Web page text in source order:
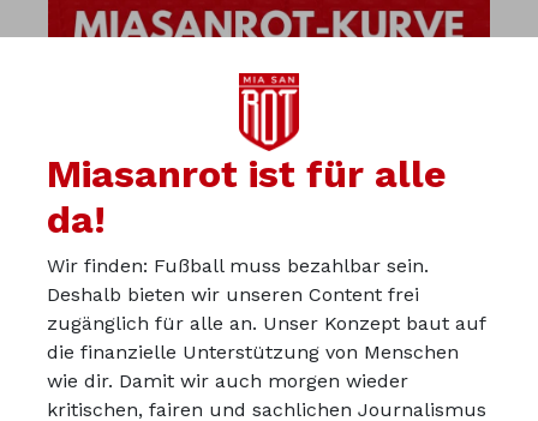
Miasanrot ist für alle
da!
Wir finden: Fußball muss bezahlbar sein.
Deshalb bieten wir unseren Content frei
zugänglich für alle an. Unser Konzept baut auf
die finanzielle Unterstützung von Menschen
wie dir. Damit wir auch morgen wieder
kritischen, fairen und sachlichen Journalismus